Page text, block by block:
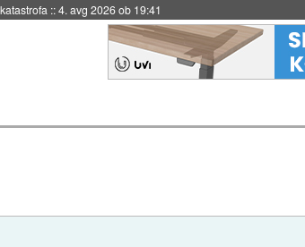
::4. avg 2026 ob 19:41